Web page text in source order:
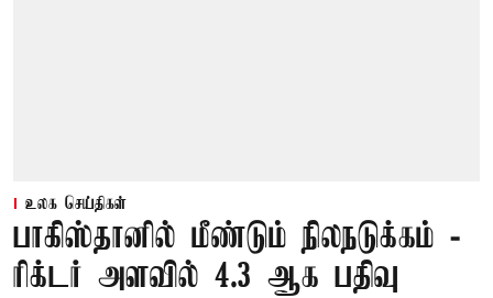
உலக செய்திகள்
பாகிஸ்தானில் மீண்டும் நிலநடுக்கம் -
ரிக்டர் அளவில் 4.3 ஆக பதிவு